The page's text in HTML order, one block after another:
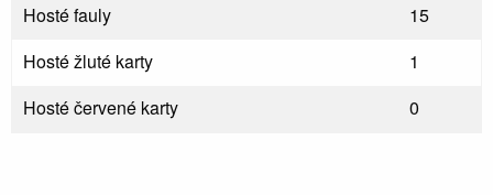
Hosté fauly
15
Hosté žluté karty
1
Hosté červené karty
0